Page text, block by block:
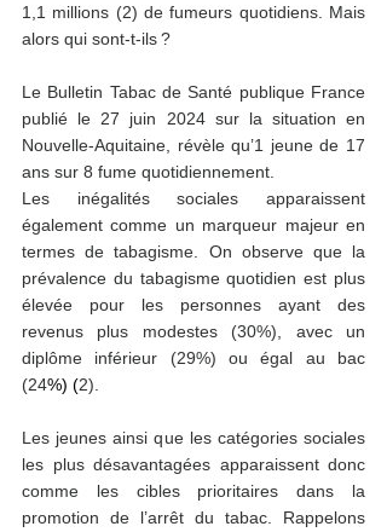
1,1 millions (2) de fumeurs quotidiens. Mais
alors qui sont-t-ils ?
Le Bulletin Tabac de Santé publique France
publié le 27 juin 2024 sur la situation en
Nouvelle-Aquitaine, révèle qu’1 jeune de 17
ans sur 8 fume quotidiennement.
Les inégalités sociales apparaissent
également comme un marqueur majeur en
termes de tabagisme. On observe que la
prévalence du tabagisme quotidien est plus
élevée pour les personnes ayant des
revenus plus modestes (30%), avec un
diplôme inférieur (29%) ou égal au bac
(24%) (2)
Les jeunes ainsi que les catégories sociales
les plus désavantagées apparaissent donc
comme les cibles prioritaires dans la
promotion de l’arrêt du tabac. Rappelons